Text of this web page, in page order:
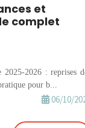
et
complet
2025-2026 : reprises
pour b...
06/10/